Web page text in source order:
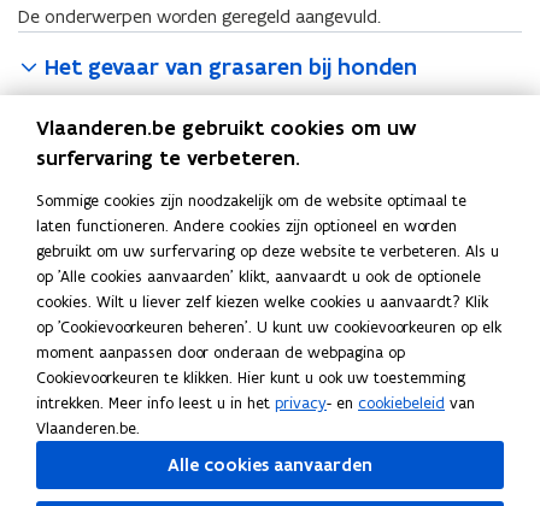
De onderwerpen worden geregeld aangevuld.
Het gevaar van grasaren bij honden
Registratie honden en katten
Sterilisatie katten
Dodelijk zwerfvuil
Weidedieren
Diervriendelijk beheer van ratten en muizen
Deel deze pagina
Vlaanderen.be gebruikt cookies om uw
surfervaring te verbeteren.
Sommige cookies zijn noodzakelijk om de website optimaal te
laten functioneren. Andere cookies zijn optioneel en worden
gebruikt om uw surfervaring op deze website te verbeteren. Als u
op 'Alle cookies aanvaarden' klikt, aanvaardt u ook de optionele
cookies. Wilt u liever zelf kiezen welke cookies u aanvaardt? Klik
op 'Cookievoorkeuren beheren'. U kunt uw cookievoorkeuren op elk
moment aanpassen door onderaan de webpagina op
Cookievoorkeuren te klikken. Hier kunt u ook uw toestemming
intrekken. Meer info leest u in het privacy- en cookiebeleid van
Vlaanderen.be.
Alle cookies aanvaarden